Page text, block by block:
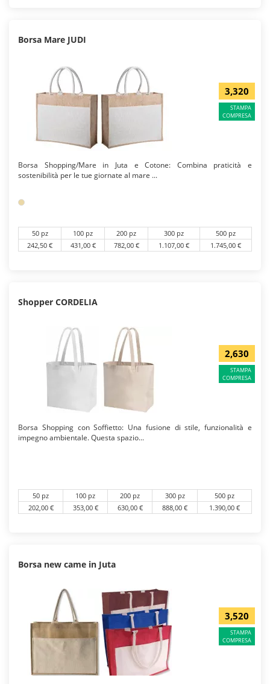
Borsa Mare JUDI
3,320
STAMPA
COMPRESA
Borsa Shopping/Mare in Juta e Cotone: Combina praticità e
sostenibilità per le tue giornate al mare ...
50 pz 100 pz 200 pz 300 pz
500 pz
242,50 €
431,00 € 782,00 € 1.107,00 € 1.745,00 €
Shopper CORDELIA
2,630
STAMPA
COMPRESA
Borsa Shopping con Soffietto: Una fusione di stile, funzionalità e
impegno ambientale. Questa spazio...
50 pz 100 pz 200 pz 300 pz
500 pz
202,00 €
353,00 € 630,00 € 888,00 € 1.390,00 €
Borsa new came in Juta
3,520
STAMPA
COMPRESA